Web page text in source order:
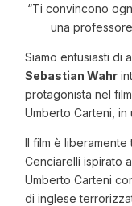
“Ti convincono
una
Siamo entusiasti di
Sebastian Wahr
protagonista nel film
Umberto Carteni,
Il film è liberamente
Cenciarelli ispirato
Umberto Carteni
di inglese